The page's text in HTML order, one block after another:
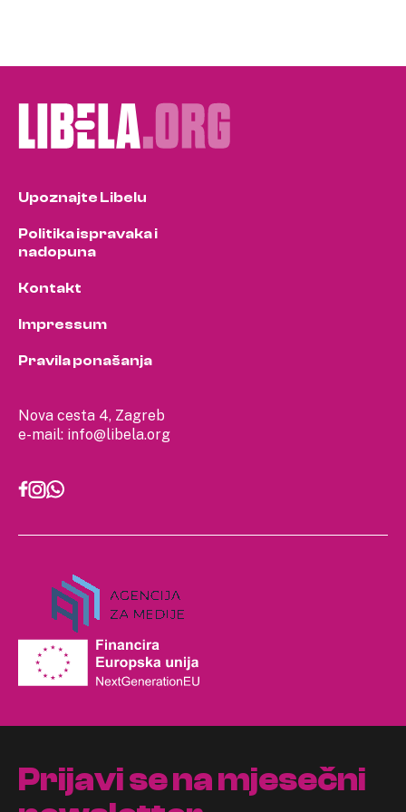
Nova cesta 4, Zagreb
e-mail: info@libela.org
Upoznajte Libelu
Politika ispravaka i
nadopuna
Kontakt
Impressum
Pravila ponašanja
Prijavi se na mjesečni